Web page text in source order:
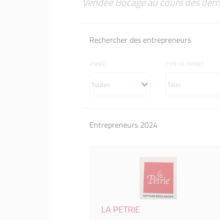
VIS MA
LE LABEL INITIATIVE
Rechercher des entrepreneurs
ANNÉE TYPE DE PROJET
Entrepreneurs 2024
LA PETRIE